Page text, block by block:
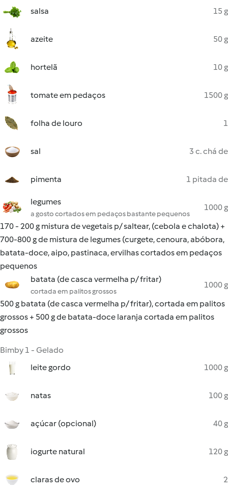
salsa 15 g
azeite 50 g
hortelã 10 g
tomate em pedaços 1500 g
folha de louro 1
sal 3 c. chá de
pimenta 1 pitada de
legumes
a gosto cortados em pedaços bastante pequenos
1000 g
170 - 200 g mistura de vegetais p/ saltear, (cebola e chalota) +
700-800 g de mistura de legumes (curgete, cenoura, abóbora,
batata-doce, aipo, pastinaca, ervilhas cortados em pedaços
pequenos
batata (de casca vermelha p/ fritar)
cortada em palitos grossos
1000 g
500 g batata (de casca vermelha p/ fritar), cortada em palitos
grossos + 500 g de batata-doce laranja cortada em palitos
grossos
Bimby 1 - Gelado
leite gordo
1000 g
natas 100 g
açúcar (opcional) 40 g
iogurte natural 120 g
claras de ovo 2